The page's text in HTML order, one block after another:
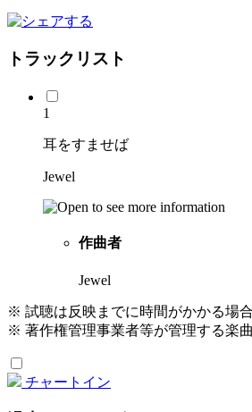
トラックリスト
1
耳をすませば
Jewel
作曲者
Jewel
※ 試聴は反映までに時間がかかる場合
※ 著作権管理事業者等が管理する楽
チャートイン